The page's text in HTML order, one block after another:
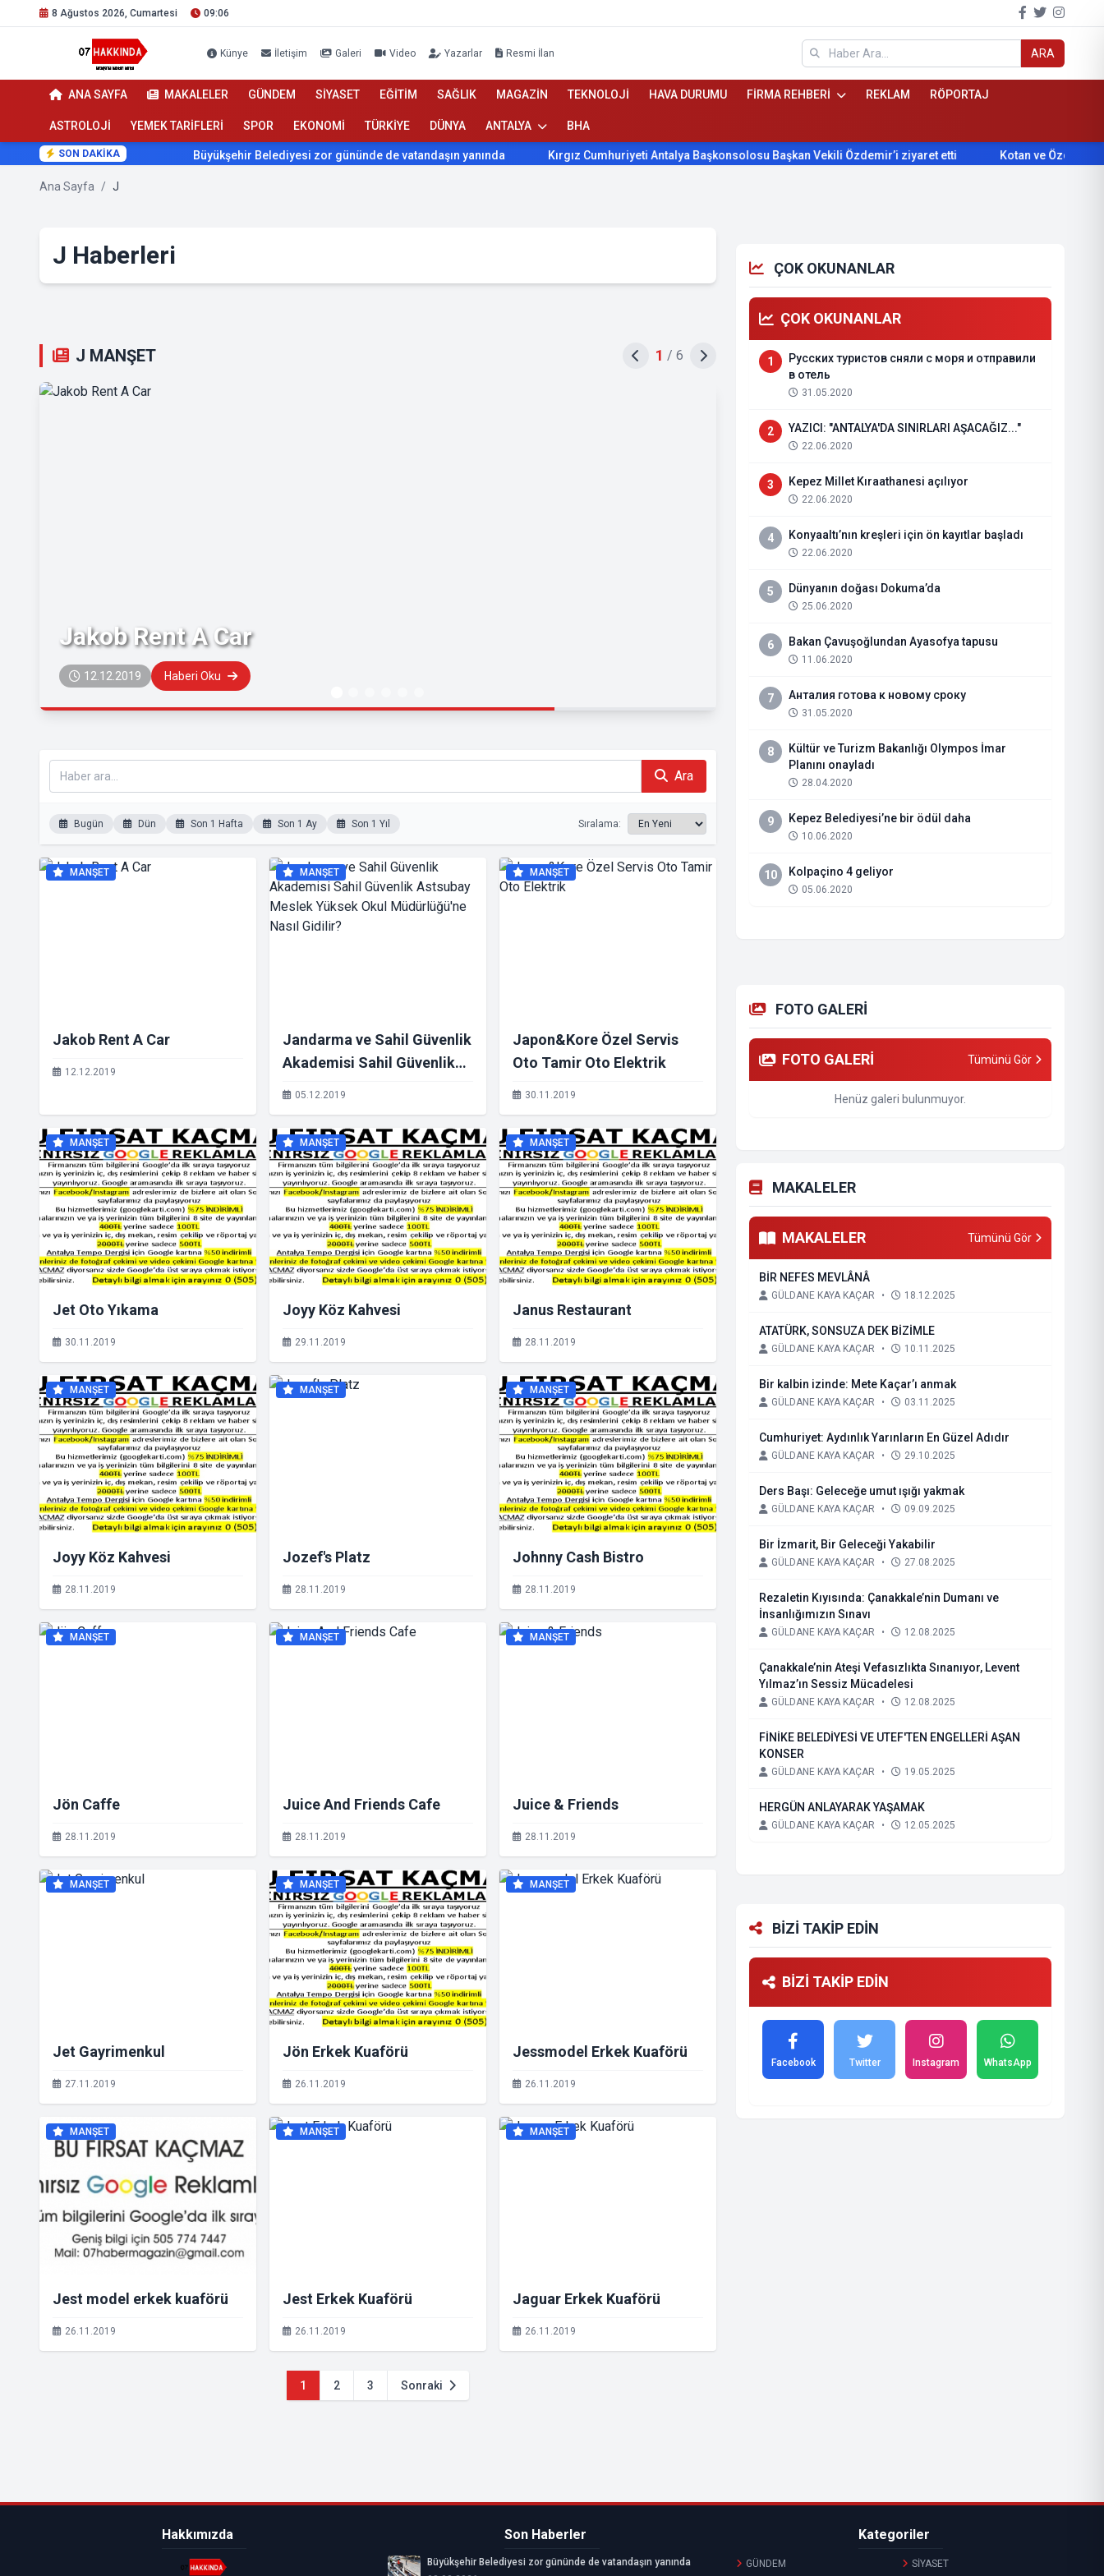
8 Ağustos 2026, Cumartesi 09:06
Künye İletişim Galeri Video Yazarlar Resmi İlan ARA
ANA SAYFA MAKALELER GÜNDEM SİYASET EĞİTİM SAĞLIK MAGAZİN TEKNOLOJİ HAVA DURUMU FİRMA REHBERİ REKLAM RÖPORTAJ
ASTROLOJİ YEMEK TARİFLERİ SPOR EKONOMİ TÜRKİYE DÜNYA ANTALYA BHA
SON DAKİKA Büyükşehir Belediyesi zor gününde de vatandaşın yanında Kırgız Cumhuriyeti Antalya Başkonsolosu Başkan Vekili Özdemir’i ziyaret etti Kotan ve Özdemir iş birliği
Ana Sayfa / J
J Haberleri
J MANŞET 1 / 6
Jakob Rent A Car
12.12.2019 Haberi Oku
Jandarma ve Sahil Güvenlik
Astsubay Meslek Yüksek Okul
Gidilir?
Ara
Bugün Dün Son 1 Hafta Son 1 Ay Son 1 Yıl Sıralama:
MANŞET
Jakob Rent A Car
12.12.2019
MANŞET
Jandarma ve Sahil Güvenlik
Akademisi Sahil Güvenlik
Astsubay Meslek Yüksek
Gidilir?
05.12.2019
MANŞET
Japon&Kore Özel Servis
Oto Tamir Oto Elektrik
30.11.2019
MANŞET
Jet Oto Yıkama
30.11.2019
MANŞET
Joyy Köz Kahvesi
29.11.2019
MANŞET
Janus Restaurant
28.11.2019
MANŞET
Joyy Köz Kahvesi
28.11.2019
MANŞET
Jozef's Platz
28.11.2019
MANŞET
Johnny Cash Bistro
28.11.2019
MANŞET
Jön Caffe
28.11.2019
MANŞET
Juice And Friends Cafe
28.11.2019
MANŞET
Juice & Friends
28.11.2019
MANŞET
Jet Gayrimenkul
27.11.2019
MANŞET
Jön Erkek Kuaförü
26.11.2019
MANŞET
Jessmodel Erkek Kuaförü
26.11.2019
MANŞET
Jest model erkek kuaförü
26.11.2019
MANŞET
Jest Erkek Kuaförü
26.11.2019
MANŞET
Jaguar Erkek Kuaförü
26.11.2019
1 2 3 Sonraki
ÇOK OKUNANLAR
ÇOK OKUNANLAR
1
Русских туристов сняли с моря и отправили
в отель
31.05.2020
2 YAZICI: "ANTALYA'DA SINIRLARI AŞACAĞIZ..."
22.06.2020
3 Kepez Millet Kıraathanesi açılıyor
22.06.2020
4 Konyaaltı’nın kreşleri için ön kayıtlar başladı
22.06.2020
5 Dünyanın doğası Dokuma’da
25.06.2020
6 Bakan Çavuşoğlundan Ayasofya tapusu
11.06.2020
7 Анталия готова к новому сроку
31.05.2020
8
Kültür ve Turizm Bakanlığı Olympos İmar
Planını onayladı
28.04.2020
9 Kepez Belediyesi’ne bir ödül daha
10.06.2020
10 Kolpaçino 4 geliyor
05.06.2020
FOTO GALERİ
FOTO GALERİ Tümünü Gör
Henüz galeri bulunmuyor.
MAKALELER
MAKALELER Tümünü Gör
BİR NEFES MEVLÂNÂ
GÜLDANE KAYA KAÇAR • 18.12.2025
ATATÜRK, SONSUZA DEK BİZİMLE
GÜLDANE KAYA KAÇAR • 10.11.2025
Bir kalbin izinde: Mete Kaçar’ı anmak
GÜLDANE KAYA KAÇAR • 03.11.2025
Cumhuriyet: Aydınlık Yarınların En Güzel Adıdır
GÜLDANE KAYA KAÇAR • 29.10.2025
Ders Başı: Geleceğe umut ışığı yakmak
GÜLDANE KAYA KAÇAR • 09.09.2025
Bir İzmarit, Bir Geleceği Yakabilir
GÜLDANE KAYA KAÇAR • 27.08.2025
Rezaletin Kıyısında: Çanakkale’nin Dumanı ve
İnsanlığımızın Sınavı
GÜLDANE KAYA KAÇAR • 12.08.2025
Çanakkale’nin Ateşi Vefasızlıkta Sınanıyor, Levent
Yılmaz’ın Sessiz Mücadelesi
GÜLDANE KAYA KAÇAR • 12.08.2025
FİNİKE BELEDİYESİ VE UTEF'TEN ENGELLERİ AŞAN
KONSER
GÜLDANE KAYA KAÇAR • 19.05.2025
HERGÜN ANLAYARAK YAŞAMAK
GÜLDANE KAYA KAÇAR • 12.05.2025
BİZİ TAKİP EDİN
BİZİ TAKİP EDİN
Facebook Twitter Instagram WhatsApp
Hakkımızda Son Haberler
Büyükşehir Belediyesi zor gününde de vatandaşın yanında
Kategoriler
GÜNDEM SİYASET